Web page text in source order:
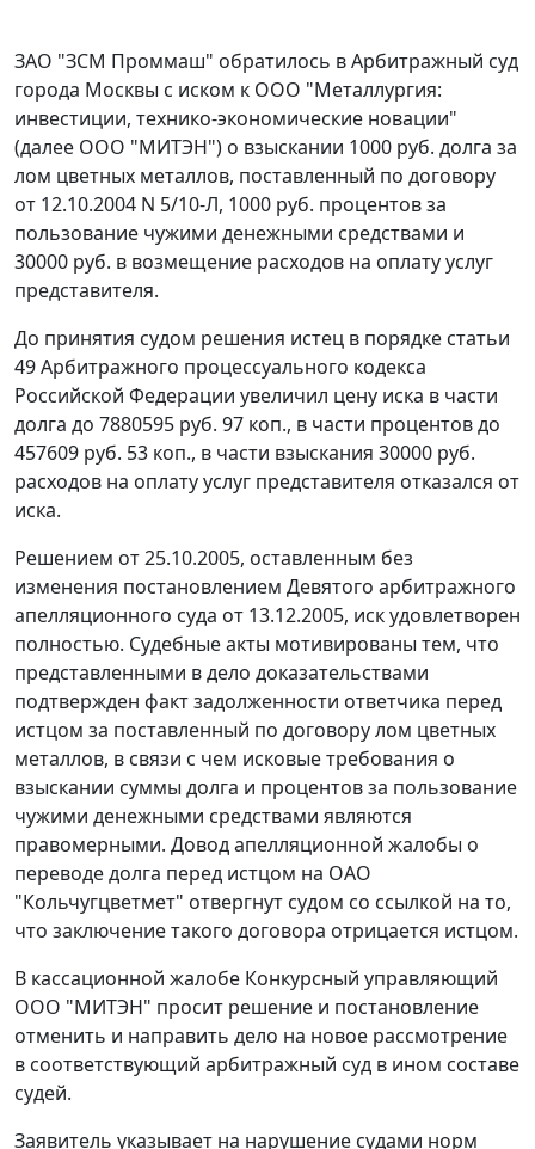
ЗАО "ЗСМ Проммаш" обратилось в Арбитражный суд
города Москвы с иском к ООО "Металлургия:
инвестиции, технико-экономические новации"
(далее ООО "МИТЭН") о взыскании 1000 руб. долга за
лом цветных металлов, поставленный по договору
от 12.10.2004 N 5/10-Л, 1000 руб. процентов за
пользование чужими денежными средствами и
30000 руб. в возмещение расходов на оплату услуг
представителя.
До принятия судом решения истец в порядке статьи
49Арбитражного процессуального кодекса
Российской Федерации увеличил цену иска в части
долга до 7880595 руб. 97 коп., в части процентов до
457609 руб. 53 коп., в части взыскания 30000 руб.
расходов на оплату услуг представителя отказался от
иска.
Решением от 25.10.2005, оставленным без
изменения постановлением Девятого арбитражного
апелляционного суда от 13.12.2005, иск удовлетворен
полностью. Судебные акты мотивированы тем, что
представленными в дело доказательствами
подтвержден факт задолженности ответчика перед
истцом за поставленный по договору лом цветных
металлов, в связи с чем исковые требования о
взыскании суммы долга и процентов за пользование
чужими денежными средствами являются
правомерными. Довод апелляционной жалобы о
переводе долга перед истцом на ОАО
"Кольчугцветмет" отвергнут судом со ссылкой на то,
что заключение такого договора отрицается истцом.
В кассационной жалобе Конкурсный управляющий
ООО "МИТЭН" просит решение и постановление
отменить и направить дело на новое рассмотрение
в соответствующий арбитражный суд в ином составе
судей.
Заявитель указывает на нарушение судами норм